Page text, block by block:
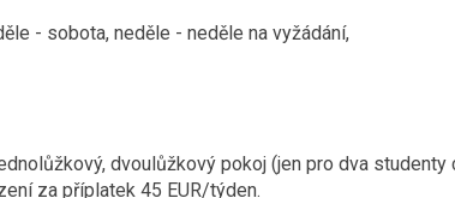
- sobota, neděle - neděle na vyžádání,
dvoulůžkový pokoj (jen pro dva
za příplatek 45 EUR/týden.